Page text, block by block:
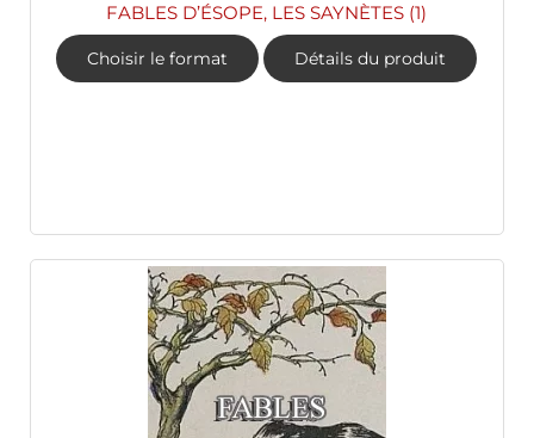
FABLES D’ÉSOPE, LES SAYNÈTES (1)
Choisir le format Détails du produit